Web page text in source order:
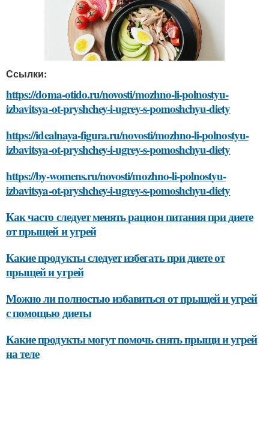
Ссылки:
https://doma-otido.ru/novosti/mozhno-li-polnostyu-
izbavitsya-ot-pryshchey-i-ugrey-s-pomoshchyu-diety
https://idealnaya-figura.ru/novosti/mozhno-li-polnostyu-
izbavitsya-ot-pryshchey-i-ugrey-s-pomoshchyu-diety
https://by-womens.ru/novosti/mozhno-li-polnostyu-
izbavitsya-ot-pryshchey-i-ugrey-s-pomoshchyu-diety
Как часто следует менять рацион питания при диете
от прыщей и угрей
Какие продукты следует избегать при диете от
прыщей и угрей
Можно ли полностью избавиться от прыщей и угрей
с помощью диеты
Какие продукты могут помочь снять прыщи и угрей
на теле